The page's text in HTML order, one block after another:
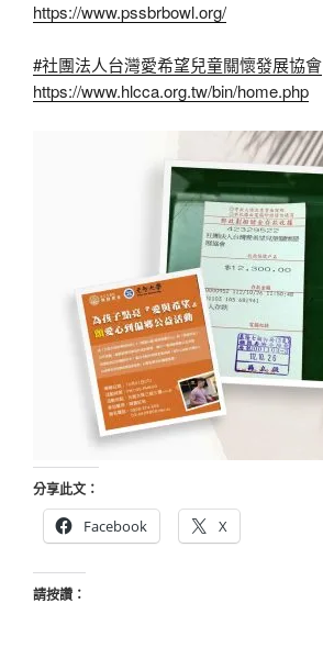
https://www.pssbrbowl.org/
#社團法人台灣愛希望兒童關懷發展協會
https://www.hlcca.org.tw/bin/home.php
分享此文：
Facebook
X
請按讚：